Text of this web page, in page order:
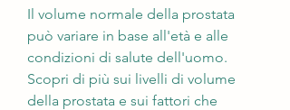
Il volume normale della prostata
può variare in base all'età e alle
condizioni di salute dell'uomo.
Scopri di più sui livelli di volume
della prostata e sui fattori che